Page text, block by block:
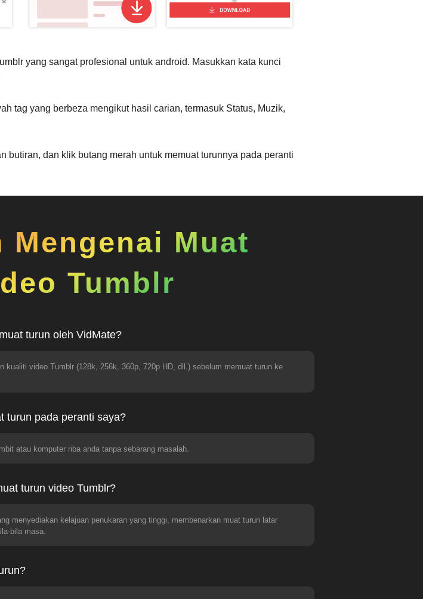
yang sangat profesional untuk android. Masukkan kata kunci
tag yang berbeza mengikut hasil carian, termasuk Status, Muzik,
butiran, dan klik butang merah untuk memuat turunnya pada peranti
Mengenai Muat
Tumblr
turun oleh VidMate?
video Tumblr (128k, 256k, 360p, 720p HD, dll.) sebelum memuat turun ke
turun pada peranti saya?
atau komputer riba anda tanpa sebarang masalah.
turun video Tumblr?
menyediakan kelajuan penukaran yang tinggi, membenarkan muat turun latar
bila masa.